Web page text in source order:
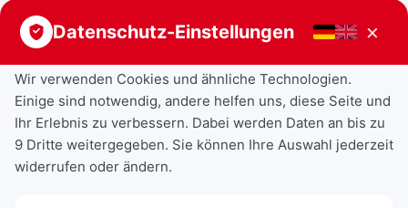
Datenschutz-Einstellungen ×
Wir verwenden Cookies und ähnliche Technologien.
Einige sind notwendig, andere helfen uns, diese Seite und
Ihr Erlebnis zu verbessern. Dabei werden Daten an bis zu
9 Dritte weitergegeben. Sie können Ihre Auswahl jederzeit
widerrufen oder ändern.